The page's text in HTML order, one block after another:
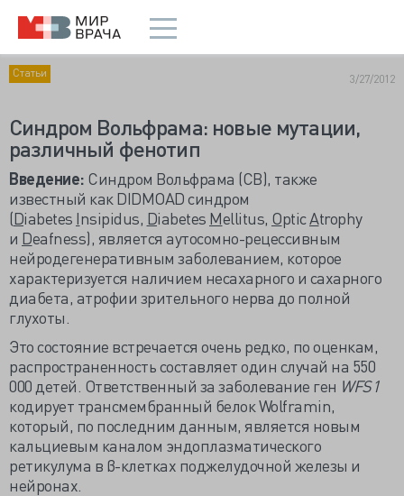
Статьи 3/27/2012
Синдром Вольфрама: новые мутации,
различный фенотип
Введение: Синдром Вольфрама (СВ), также
известный как DIDMOAD синдром
(Diabetes Insipidus, Diabetes Mellitus, OpticAtrophy
и Deafness), является аутосомно-рецессивным
нейродегенеративным заболеванием, которое
характеризуется наличием несахарного и сахарного
диабета, атрофии зрительного нерва до полной
глухоты.
Это состояние встречается очень редко, по оценкам,
распространенность составляет один случай на 550
000 детей. Ответственный за заболевание ген WFS1
кодирует трансмембранный белок Wolframin,
который, по последним данным, является новым
кальциевым каналом эндоплазматического
ретикулума в β-клетках поджелудочной железы и
нейронах.